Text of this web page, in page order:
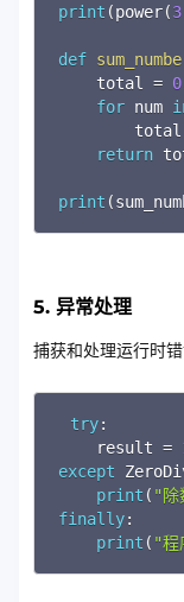
print (power(3
def
    total
= 0
for num
        total
return
print (
5. 异常处理
捕获和处理运行时错
try:
result =
except
print ( "除
finally:
print ( "程